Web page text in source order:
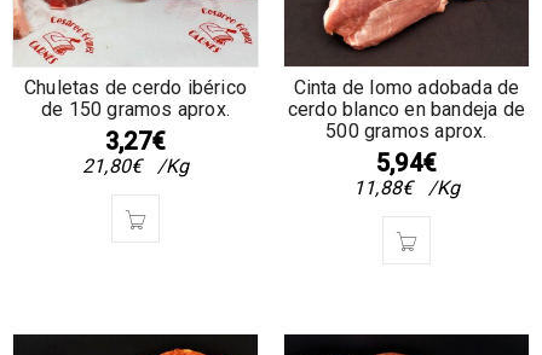
Chuletas de cerdo ibérico
de 150 gramos aprox.
3,27€
21,80€ /Kg
Cinta de lomo adobada de
cerdo blanco en bandeja de
500 gramos aprox.
5,94€
11,88€ /Kg